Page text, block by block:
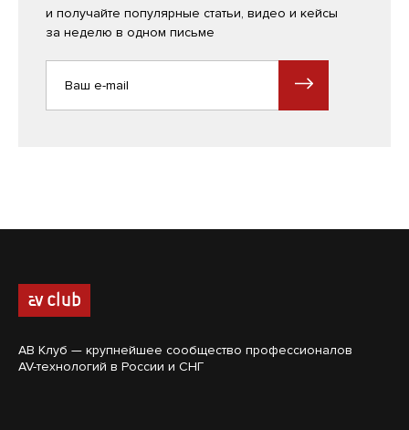
и получайте популярные статьи, видео и кейсы
за неделю в одном письме
АВ Клуб — крупнейшее сообщество профессионалов
AV-технологий в России и СНГ